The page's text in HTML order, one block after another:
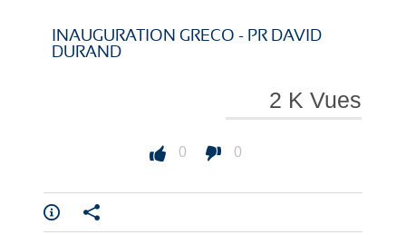
i
r
i
r
INAUGURATION GRECO - PR DAVID
DURAND
2 K Vues
0 0